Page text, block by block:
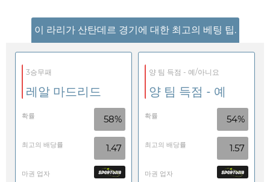
이 라리가 산탄데르 경기에 대한 최고의 베팅 팁.
3승무패
레알 마드리드
확률 58%
최고의 배당률 1.47
마권 업자
양 팀 득점 - 예/아니요
양 팀 득점 - 예
확률 54%
최고의 배당률 1.57
마권 업자